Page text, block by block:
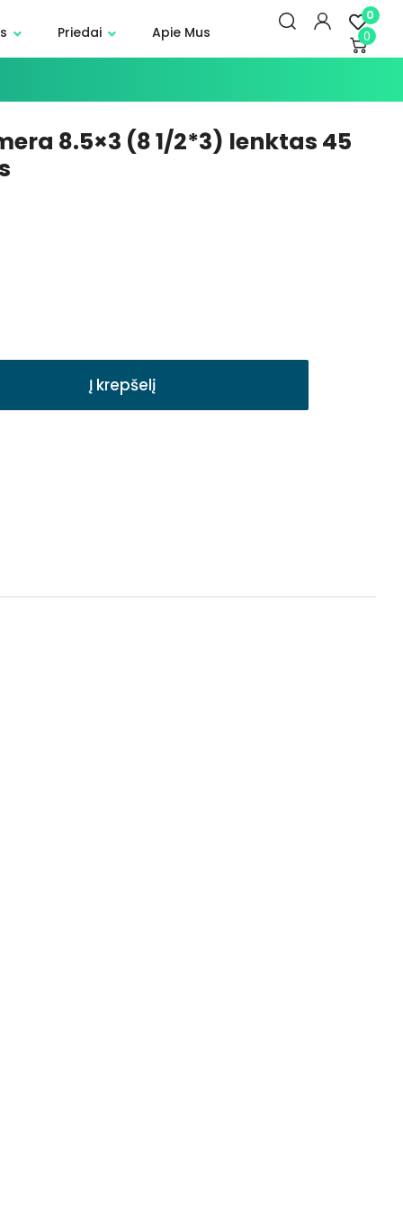
Priedai Apie Mus
0
0
8.5×3 (8 1/2*3) lenktas 45
Į krepšelį